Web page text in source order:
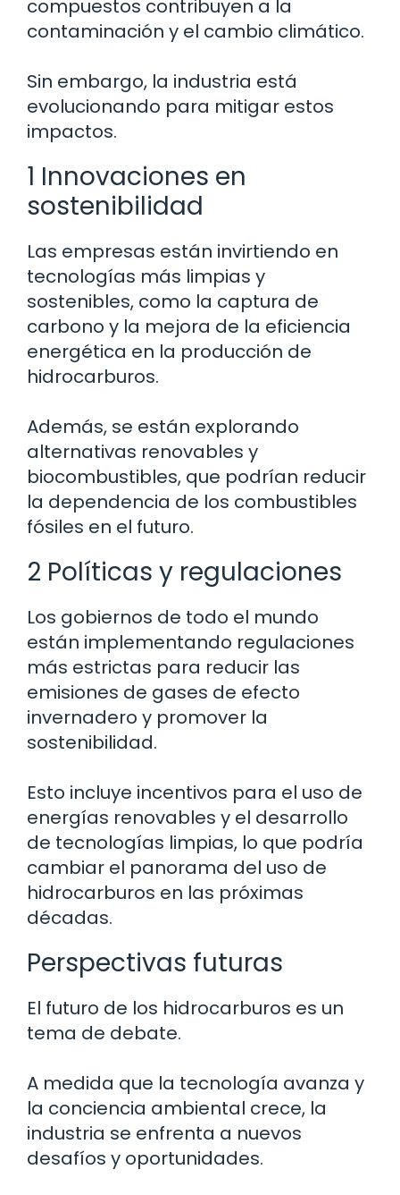
compuestos contribuyen a la
contaminación y el cambio climático.
Sin embargo, la industria está
evolucionando para mitigar estos
impactos.
1 Innovaciones en
sostenibilidad
Las empresas están invirtiendo en
tecnologías más limpias y
sostenibles, como la captura de
carbono y la mejora de la eficiencia
energética en la producción de
hidrocarburos.
Además, se están explorando
alternativas renovables y
biocombustibles, que podrían reducir
la dependencia de los combustibles
fósiles en el futuro.
2 Políticas y regulaciones
Los gobiernos de todo el mundo
están implementando regulaciones
más estrictas para reducir las
emisiones de gases de efecto
invernadero y promover la
sostenibilidad.
Esto incluye incentivos para el uso de
energías renovables y el desarrollo
de tecnologías limpias, lo que podría
cambiar el panorama del uso de
hidrocarburos en las próximas
décadas.
Perspectivas futuras
El futuro de los hidrocarburos es un
tema de debate.
A medida que la tecnología avanza y
la conciencia ambiental crece, la
industria se enfrenta a nuevos
desafíos y oportunidades.